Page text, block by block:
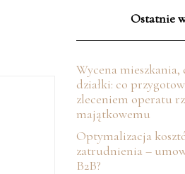
Ostatnie
Wycena
działki: co
zleceniem operatu
majątkowemu
Optymalizacja
zatrudnienia –
B2B?